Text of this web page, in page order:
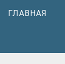
ГЛАВНАЯ